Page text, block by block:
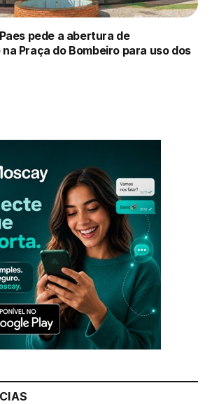
pede a abertura de
Praça do Bombeiro para uso dos